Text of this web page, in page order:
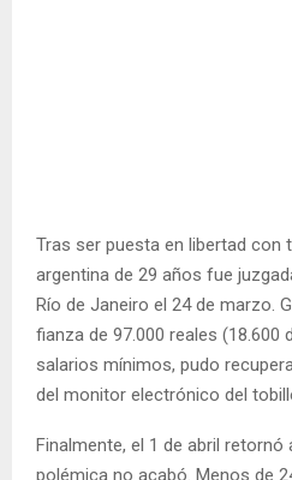
Tras ser puesta en libertad con
argentina de 29 años fue
Río de Janeiro el 24 de marzo.
fianza de 97.000 reales (18.600
salarios mínimos, pudo
del monitor electrónico del
Finalmente, el 1 de abril
polémica no acabó. Menos de